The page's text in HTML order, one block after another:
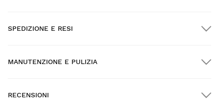
SPEDIZIONE E RESI
Consegna a domicilio oltre $300.00
MANUTENZIONE E PULIZIA
RECENSIONI